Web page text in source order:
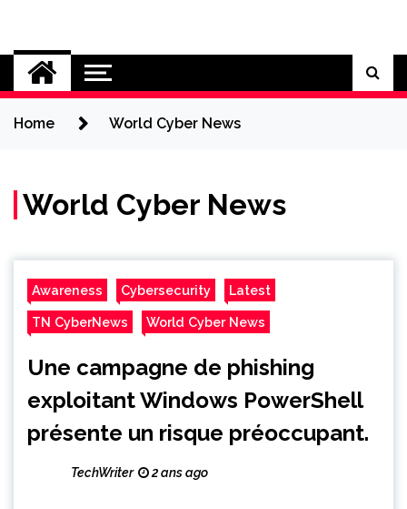
content
Cybersecurity News
Home World Cyber News
World Cyber News
Awareness Cybersecurity Latest
TN CyberNews World Cyber News
Une campagne de phishing
exploitant Windows PowerShell
présente un risque préoccupant.
TechWriter 2 ans ago